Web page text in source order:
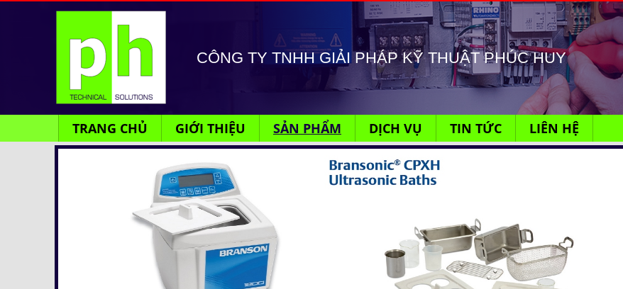
CÔNG TY TNHH GIẢI PHÁP KỸ THUẬT PHÚC HUY
TRANG CHỦ GIỚI THIỆU SẢN PHẨM DỊCH VỤ TIN TỨC LIÊN HỆ